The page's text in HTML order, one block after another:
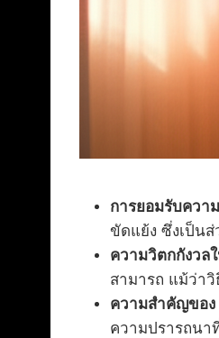
การยอมรับคว
ขัดแย้ง ซึ่งเป็น
ความวิตกกังวล
สามารถ แม้ว่า
ความสำคัญของ
ความปรารถนา